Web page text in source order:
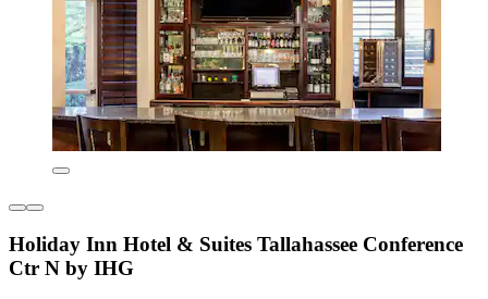
Holiday Inn Hotel & Suites Tallahassee Conference
Ctr N by IHG